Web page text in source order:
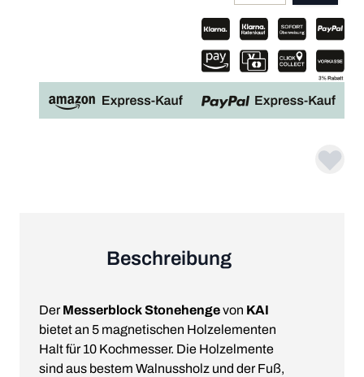
Beschreibung
DerMesserblock Stonehengevon KAI
bietet an 5 magnetischen Holzelementen
Halt für 10 Kochmesser. Die Holzelmente
sind aus bestem Walnussholz und der Fuß,